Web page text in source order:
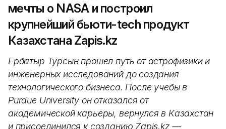
мечты о NASA и построил
крупнейший бьюти-tech продукт
Казахстана Zapis.kz
Ербатыр Турсын прошел путь от астрофизики и
инженерных исследований до создания
технологического бизнеса. После учебы в
Purdue University он отказался от
академической карьеры, вернулся в Казахстан
и присоединился к созданию Zapis.kz —